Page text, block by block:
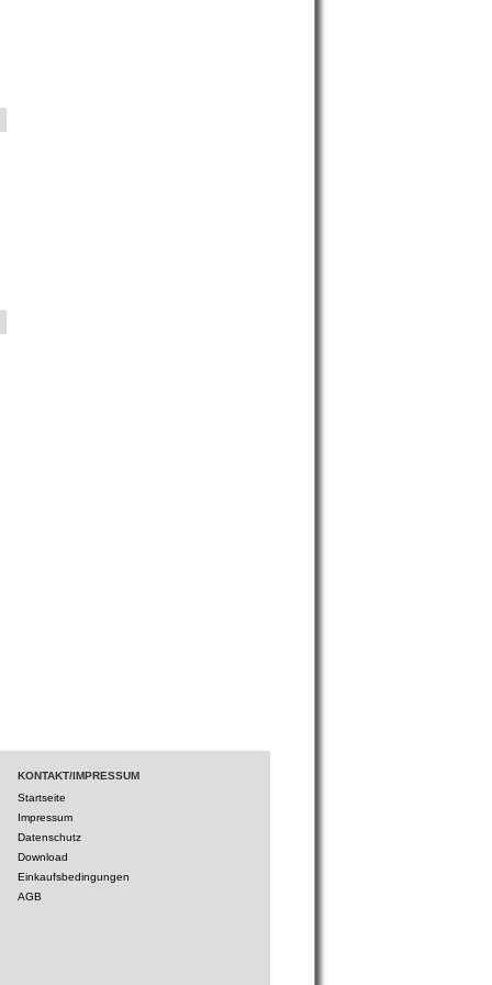
KONTAKT/IMPRESSUM
Startseite
Impressum
Datenschutz
Download
Einkaufsbedingungen
AGB